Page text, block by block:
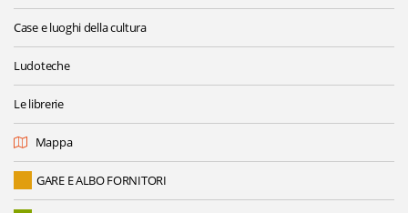
Case e luoghi della cultura
Ludoteche
Le librerie
Mappa
GARE E ALBO FORNITORI